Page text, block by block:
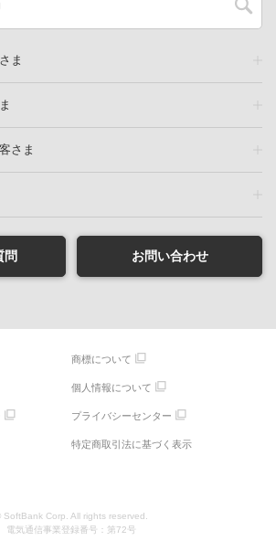
ま
さま
問 お問い合わせ
商標について
個人情報について
プライバシーセンター
特定商取引法に基づく表示
SoftBank Corp. All rights reserved.
電気通信事業登録番号：第72号